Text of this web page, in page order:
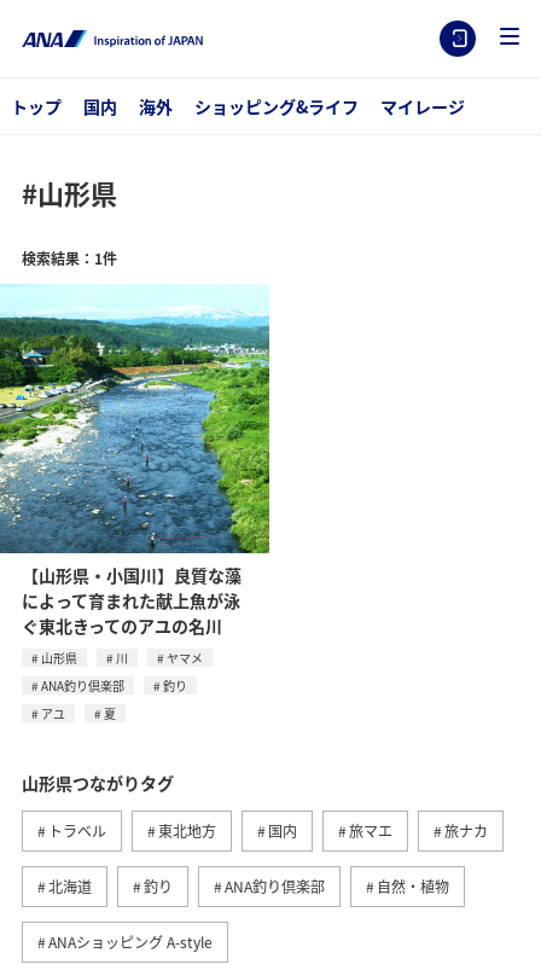
トップ 国内 海外 ショッピング&ライフ マイレージ
#山形県
検索結果：1件
【山形県・小国川】良質な藻
によって育まれた献上魚が泳
ぐ東北きってのアユの名川
山形県 川
ヤマメ
ANA釣り倶楽部
釣り
アユ
夏
山形県つながりタグ
トラベル 東北地方 国内 旅マエ 旅ナカ
北海道 釣り ANA釣り倶楽部 自然・植物
ANAショッピング A-style